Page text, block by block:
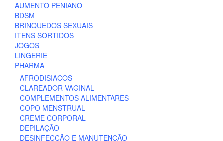
AUMENTO PENIANO
BDSM
BRINQUEDOS SEXUAIS
ITENS SORTIDOS
JOGOS
LINGERIE
PHARMA
AFRODISIACOS
CLAREADOR VAGINAL
COMPLEMENTOS ALIMENTARES
COPO MENSTRUAL
CREME CORPORAL
DEPILAÇÃO
DESINFECÇÃO E MANUTENÇÃO